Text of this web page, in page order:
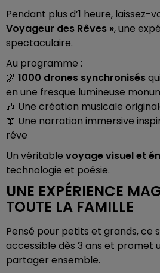
Pendant plus d’1 heure,
Voyageur des Rêves », une
spectaculaire.
Au programme :
🌌 1000 drones synchronisés
en une fresque lumineuse
🎶 Une création musicale
📖 Une narration immersive
rêve
Un véritable voyage visuel et
technologie et poésie.
UNE EXPÉRIENCE
TOUTE LA FAMILLE
Pensé pour petits et grands, ce
accessible dès 3 ans et promet
partager ensemble.